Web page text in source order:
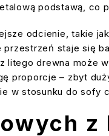
podstawą, co
odcienie, takie
staje się
drewna może
proporcje – zbyt
w stosunku do sofy
z